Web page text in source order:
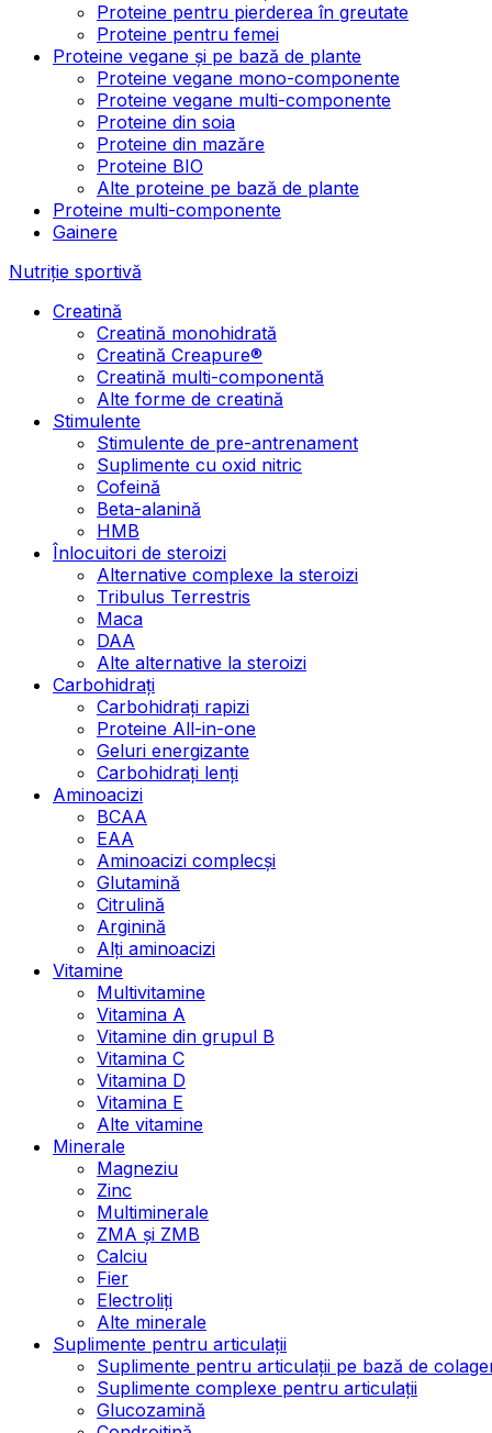
Proteine pentru pierderea în greutate
Proteine pentru femei
Proteine vegane și pe bază de plante
Proteine vegane mono-componente
Proteine vegane multi-componente
Proteine din soia
Proteine din mazăre
Proteine BIO
Alte proteine pe bază de plante
Proteine multi-componente
Gainere
Nutriție sportivă
Creatină
Creatină monohidrată
Creatină Creapure®
Creatină multi-componentă
Alte forme de creatină
Stimulente
Stimulente de pre-antrenament
Suplimente cu oxid nitric
Cofeină
Beta-alanină
HMB
Înlocuitori de steroizi
Alternative complexe la steroizi
Tribulus Terrestris
Maca
DAA
Alte alternative la steroizi
Carbohidrați
Carbohidrați rapizi
Proteine All-in-one
Geluri energizante
Carbohidrați lenți
Aminoacizi
BCAA
EAA
Aminoacizi complecși
Glutamină
Citrulină
Arginină
Alți aminoacizi
Vitamine
Multivitamine
Vitamina A
Vitamine din grupul B
Vitamina C
Vitamina D
Vitamina E
Alte vitamine
Minerale
Magneziu
Zinc
Multiminerale
ZMA și ZMB
Calciu
Fier
Electroliți
Alte minerale
Suplimente pentru articulații
Suplimente pentru articulații pe bază de
Suplimente complexe pentru articulații
Glucozamină